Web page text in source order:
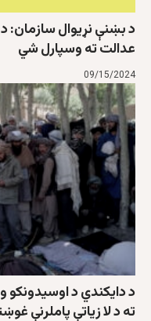
د بښنې نړیوال سازمان:
عدالت ته وسپارل شي
09/15/2024
د دایکندي د اوسیدونکو
ته د لا زیاتې پاملرنې